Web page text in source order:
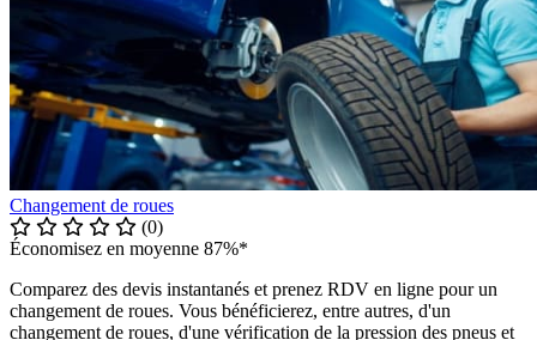
Changement de roues
(0)
Économisez en moyenne 87%*
Comparez des devis instantanés et prenez RDV en ligne pour un
changement de roues. Vous bénéficierez, entre autres, d'un
changement de roues, d'une vérification de la pression des pneus et